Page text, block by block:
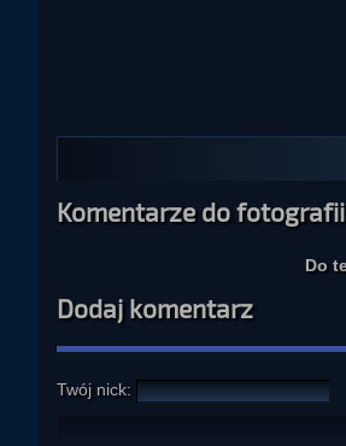
Komentarze do fotografii
Do
Dodaj komentarz
Twój nick: